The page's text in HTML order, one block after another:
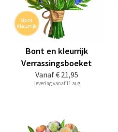
Vanaf€ 21,95
Bont en kleurrijk
Verrassingsboeket
Levering vanaf 11 aug